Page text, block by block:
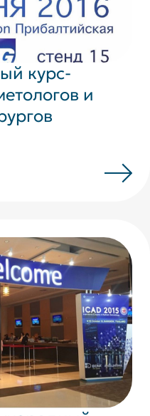
курс-
и